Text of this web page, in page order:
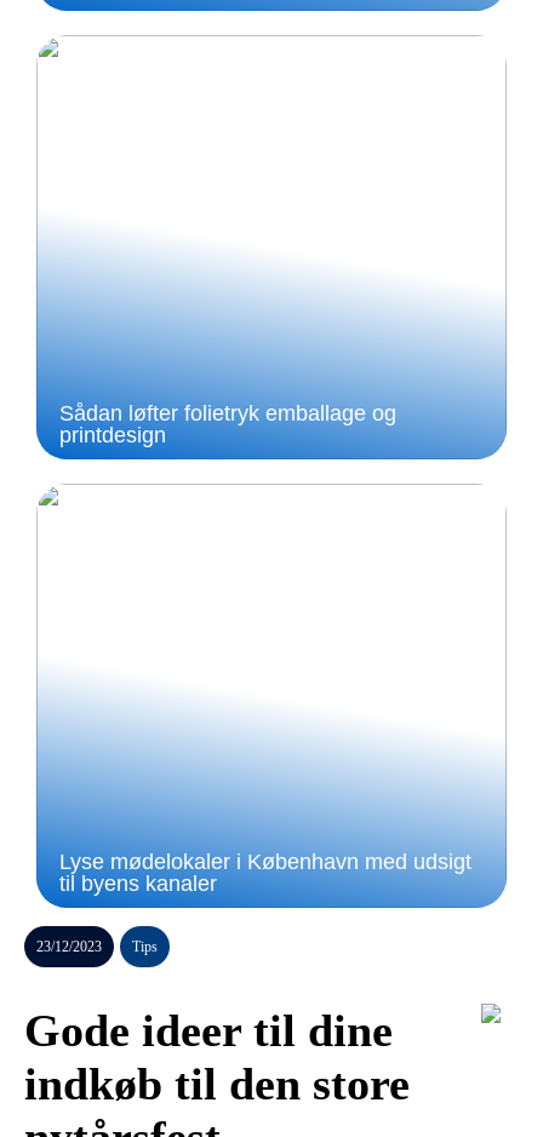
Sådan løfter folietryk emballage og
printdesign
Lyse mødelokaler i København med udsigt
til byens kanaler
23/12/2023 Tips
Gode ideer til dine
indkøb til den store